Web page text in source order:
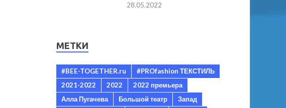
28.05.2022
МЕТКИ
#BEE-TOGETHER.ru
#PROfashion ТЕКСТИЛЬ
2021-2022
2022
2022 премьера
Алла Пугачева
Большой театр
Запад